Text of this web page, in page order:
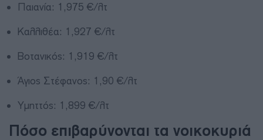
Παιανία: 1,975 €/λτ
Καλλιθέα: 1,927 €/λτ
Βοτανικός: 1,919 €/λτ
Άγιος Στέφανος: 1,90 €/λτ
Υμηττός: 1,899 €/λτ
Πόσο επιβαρύνονται τα νοικοκυριά